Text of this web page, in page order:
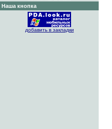
Наша кнопка
добавить в закладки